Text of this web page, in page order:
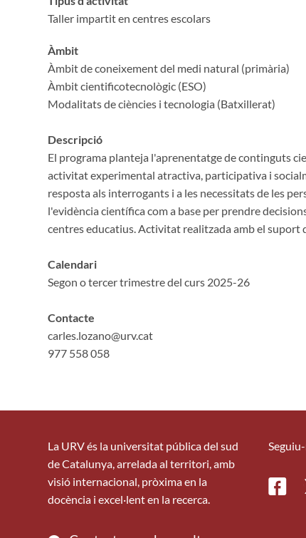
Taller impartit en centres escolars
Àmbit
Àmbit de coneixement del medi natural (primària)
Àmbit cientificotecnològic (ESO)
Modalitats de ciències i tecnologia (Batxillerat)
Descripció
El programa planteja l'aprenentatge de continguts
activitat experimental atractiva, participativa i
resposta als interrogants i a les necessitats de les
l'evidència científica com a base per prendre
centres educatius. Activitat realitzada amb el suport
Calendari
Segon o tercer trimestre del curs 2025-26
Contacte
carles.lozano@urv.cat
977 558 058
La URV és la universitat pública del sud
de Catalunya, arrelada al territori, amb
visió internacional, pròxima en la
docència i excel·lent en la recerca.